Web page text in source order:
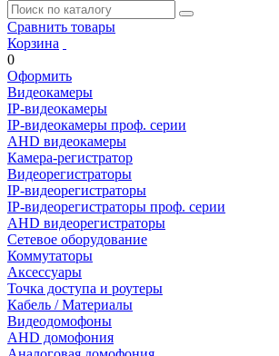
Сравнить товары
Корзина
0
Оформить
Видеокамеры
IP-видеокамеры
IP-видеокамеры проф. серии
AHD видеокамеры
Камера-регистратор
Видеорегистраторы
IP-видеорегистраторы
IP-видеорегистраторы проф. серии
AHD видеорегистраторы
Сетевое оборудование
Коммутаторы
Аксессуары
Точка доступа и роутеры
Кабель / Материалы
Видеодомофоны
AHD домофония